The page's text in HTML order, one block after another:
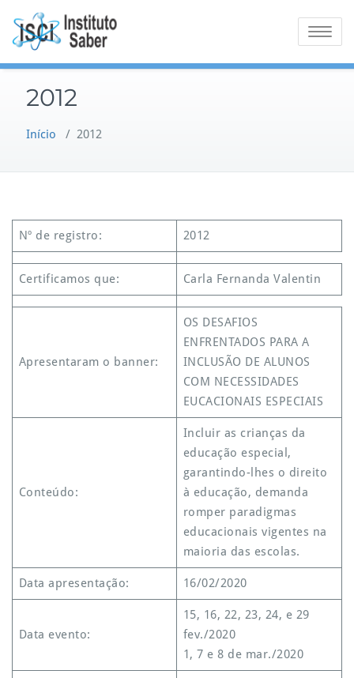
content
Toggle
2012
Início / 2012
Nº de registro: 2012
Certificamos que: Carla Fernanda Valentin
Apresentaram o banner:
OS DESAFIOS
ENFRENTADOS PARA A
INCLUSÃO DE ALUNOS
COM NECESSIDADES
EUCACIONAIS ESPECIAIS
Conteúdo:
Incluir as crianças da
educação especial,
garantindo-lhes o direito
à educação, demanda
romper paradigmas
educacionais vigentes na
maioria das escolas.
Data apresentação: 16/02/2020
Data evento:
15, 16, 22, 23, 24, e 29
fev./2020
1, 7 e 8 de mar./2020